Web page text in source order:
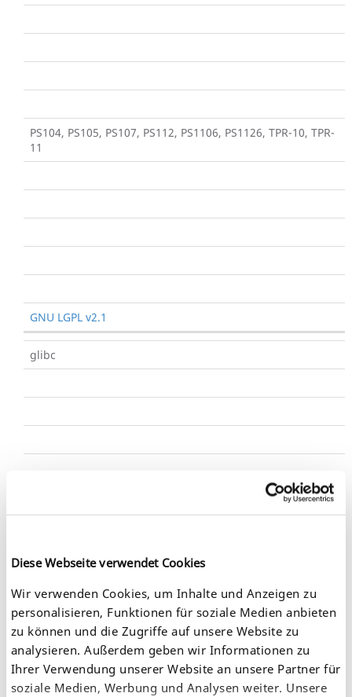
Diese Webseite verwendet Cookies
Wir verwenden Cookies, um Inhalte und Anzeigen zu
personalisieren, Funktionen für soziale Medien anbieten
zu können und die Zugriffe auf unsere Website zu
analysieren. Außerdem geben wir Informationen zu
Ihrer Verwendung unserer Website an unsere Partner für
soziale Medien, Werbung und Analysen weiter. Unsere
PS104, PS105, PS107, PS112, PS1106, PS1126, TPR-10, TPR-
11
GNU LGPL v2.1
glibc
ProMAX, dongleserver Pro, dongleserver
ProMAX, printserver ONE, PS03a, PS1103US, PS55, TPG-